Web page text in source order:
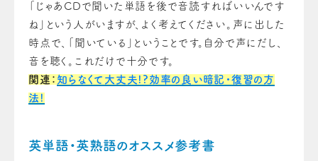
「じゃあCDで聞いた単語を後で音読すればいいんです
ね」という人がいますが、よく考えてください。声に出した
時点で、「聞いている」ということです。自分で声にだし、
音を聴く。これだけで十分です。
関連： 知らなくて大丈夫!?効率の良い暗記・復習の方
法!
英単語・英熟語のオススメ参考書